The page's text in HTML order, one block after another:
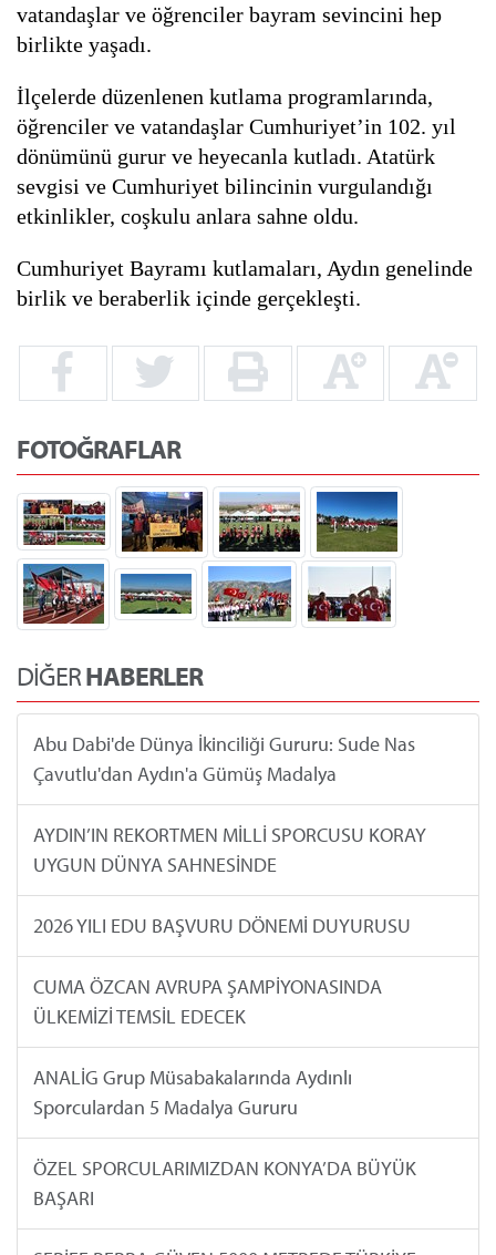
vatandaşlar ve öğrenciler bayram sevincini hep
birlikte yaşadı.
İlçelerde düzenlenen kutlama programlarında,
öğrenciler ve vatandaşlar Cumhuriyet’in 102. yıl
dönümünü gurur ve heyecanla kutladı. Atatürk
sevgisi ve Cumhuriyet bilincinin vurgulandığı
etkinlikler, coşkulu anlara sahne oldu.
Cumhuriyet Bayramı kutlamaları, Aydın genelinde
birlik ve beraberlik içinde gerçekleşti.
FOTOĞRAFLAR
DİĞERHABERLER
Abu Dabi'de Dünya İkinciliği Gururu: Sude Nas
Çavutlu'dan Aydın'a Gümüş Madalya
AYDIN’IN REKORTMEN MİLLİ SPORCUSU KORAY
UYGUN DÜNYA SAHNESİNDE
2026 YILI EDU BAŞVURU DÖNEMİ DUYURUSU
CUMA ÖZCAN AVRUPA ŞAMPİYONASINDA
ÜLKEMİZİ TEMSİL EDECEK
ANALİG Grup Müsabakalarında Aydınlı
Sporculardan 5 Madalya Gururu
ÖZEL SPORCULARIMIZDAN KONYA’DA BÜYÜK
BAŞARI